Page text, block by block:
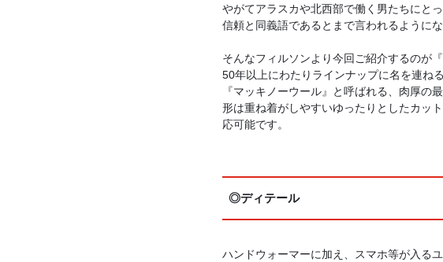
やがてアラスカや北西部で働く男たちにと
信頼と同義語であるとまで言われるようにな
そんなフィルソンより今回ご紹介するのが
50年以上にわたりラインナップに名を連ねる
『マッキノーウール』と呼ばれる、肉厚の
形は重ね着がしやすいゆったりとしたカッ
応可能です。
◎ディテール
ハンドウォーマーに加え、スマホ等が入る